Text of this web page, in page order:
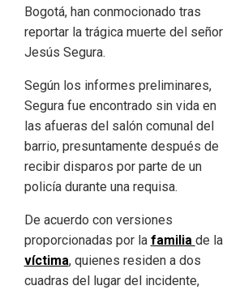
Bogotá, han conmocionado tras
reportar la trágica muerte del señor
Jesús Segura.
Según los informes preliminares,
Segura fue encontrado sin vida en
las afueras del salón comunal del
barrio, presuntamente después de
recibir disparos por parte de un
policía durante una requisa.
De acuerdo con versiones
proporcionadas por la familia de la
víctima, quienes residen a dos
cuadras del lugar del incidente,